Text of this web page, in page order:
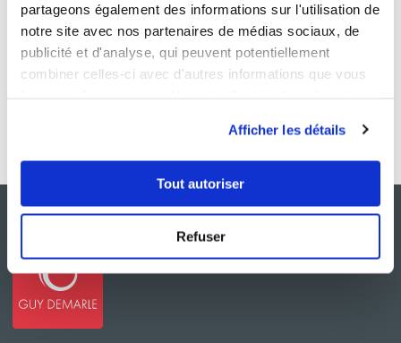
partageons également des informations sur l'utilisation de
notre site avec nos partenaires de médias sociaux, de
publicité et d'analyse, qui peuvent potentiellement
combiner celles-ci avec d'autres informations que vous
Afficher les détails
Tout autoriser
Refuser